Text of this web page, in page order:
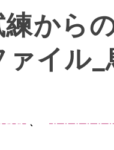
から
ァイル